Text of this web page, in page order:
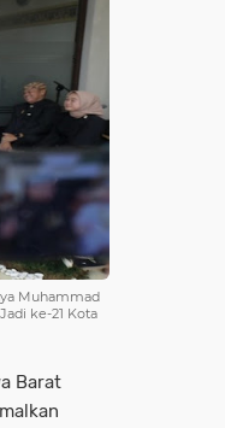
Muhammad
ke-21 Kota
Barat